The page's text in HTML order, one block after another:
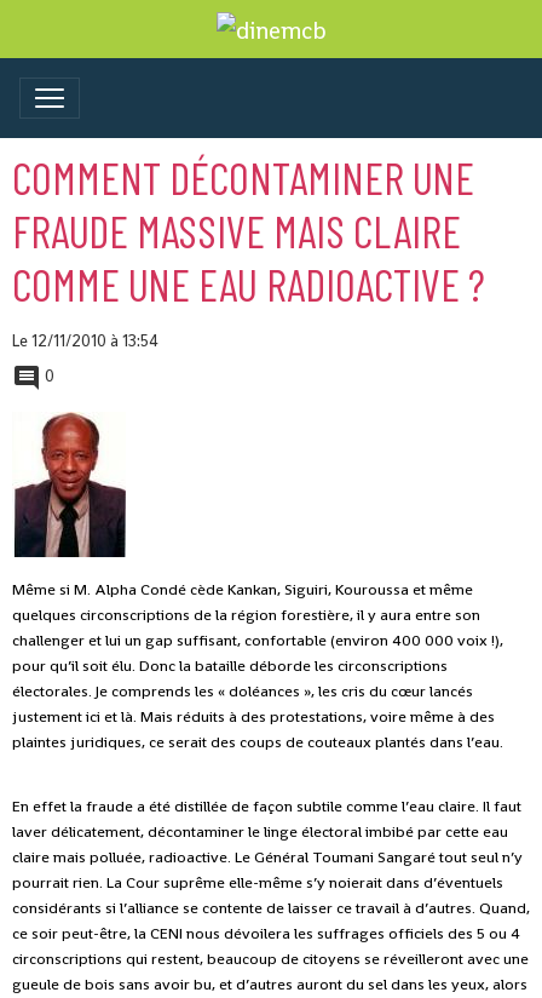
COMMENT DÉCONTAMINER UNE
FRAUDE MASSIVE MAIS CLAIRE
COMME UNE EAU RADIOACTIVE ?
Le 12/11/2010 à 13:54
0
Même si M. Alpha Condé cède Kankan, Siguiri, Kouroussa et même
quelques circonscriptions de la région forestière, il y aura entre son
challenger et lui un gap suffisant, confortable (environ 400 000 voix !),
pour qu’il soit élu. Donc la bataille déborde les circonscriptions
électorales. Je comprends les « doléances », les cris du cœur lancés
justement ici et là. Mais réduits à des protestations, voire même à des
plaintes juridiques, ce serait des coups de couteaux plantés dans l’eau.
En effet la fraude a été distillée de façon subtile comme l’eau claire. Il faut
laver délicatement, décontaminer le linge électoral imbibé par cette eau
claire mais polluée, radioactive. Le Général Toumani Sangaré tout seul n’y
pourrait rien. La Cour suprême elle-même s’y noierait dans d’éventuels
considérants si l’alliance se contente de laisser ce travail à d’autres. Quand,
ce soir peut-être, la CENI nous dévoilera les suffrages officiels des 5 ou 4
circonscriptions qui restent, beaucoup de citoyens se réveilleront avec une
gueule de bois sans avoir bu, et d’autres auront du sel dans les yeux, alors